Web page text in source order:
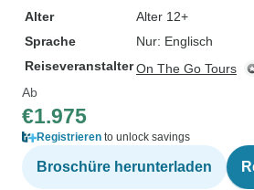
Alter
Alter 12+
Sprache
Nur: Englisch
ReiseveranstalterOn The Go Tours
Ab
€1.975
Registrieren to unlock savings
Broschüre herunterladen